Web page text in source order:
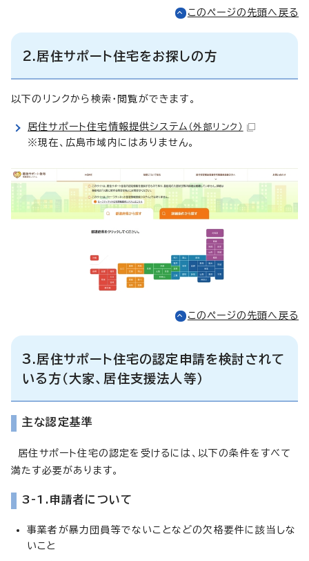
このページの先頭へ戻る
2.居住サポート住宅をお探しの方
以下のリンクから検索・閲覧ができます。
居住サポート住宅情報提供システム （外部リンク）
※現在、広島市域内にはありません。
このページの先頭へ戻る
3.居住サポート住宅の認定申請を検討されて
いる方（大家、居住支援法人等）
主な認定基準
居住サポート住宅の認定を受けるには、以下の条件をすべて
満たす必要があります。
3-1.申請者について
事業者が暴力団員等でないことなどの欠格要件に該当しな
いこと